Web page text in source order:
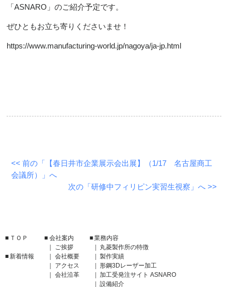
「ASNARO」のご紹介予定です。
ぜひともお立ち寄りくださいませ！
https://www.manufacturing-world.jp/nagoya/ja-jp.html
<< 前の「【春日井市企業展示会出展】（1/17 名古屋商工
会議所）」へ
次の「研修中フィリピン実習生視察」へ >>
ＴＯＰ
新着情報
会社案内
ご挨拶
会社概要
アクセス
会社沿革
業務内容
丸菱製作所の特徴
製作実績
形鋼3Dレーザー加工
加工受発注サイト ASNARO
設備紹介